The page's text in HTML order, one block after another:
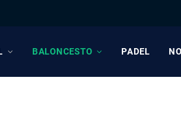
BALONCESTO PADEL